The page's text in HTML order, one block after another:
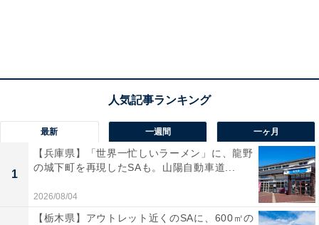
最新 一週間 一ヶ月
1
【兵庫県】「世界一忙しいラーメン」に、龍野
の城下町を再現したSAも。山陽自動車道...
2026/08/04
【栃木県】アウトレット近くのSAに、600㎡の